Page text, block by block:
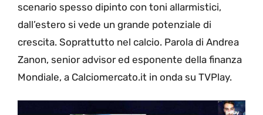
scenario spesso dipinto con toni allarmistici,
dall’estero si vede un grande potenziale di
crescita. Soprattutto nel calcio. Parola di Andrea
Zanon, senior advisor ed esponente della finanza
Mondiale, a Calciomercato.it in onda su TVPlay.